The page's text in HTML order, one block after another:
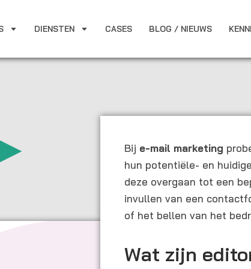
DIENSTEN CASES BLOG / NIEUWS
Bij e-mail marketing
hun potentiële- en
deze overgaan tot een
invullen van een
of het bellen van het
Wat zijn